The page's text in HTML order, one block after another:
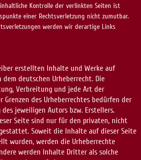
Kontrolle der verlinkten Seiten ist
einer Rechtsverletzung nicht zumutbar.
werden wir derartige Links
erstellten Inhalte und Werke auf
deutschen Urheberrecht. Die
Verbreitung und jede Art der
des Urheberrechtes bedürfen der
jeweiligen Autors bzw. Erstellers.
Seite sind nur für den privaten, nicht
Soweit die Inhalte auf dieser Seite
wurden, werden die Urheberrechte
werden Inhalte Dritter als solche